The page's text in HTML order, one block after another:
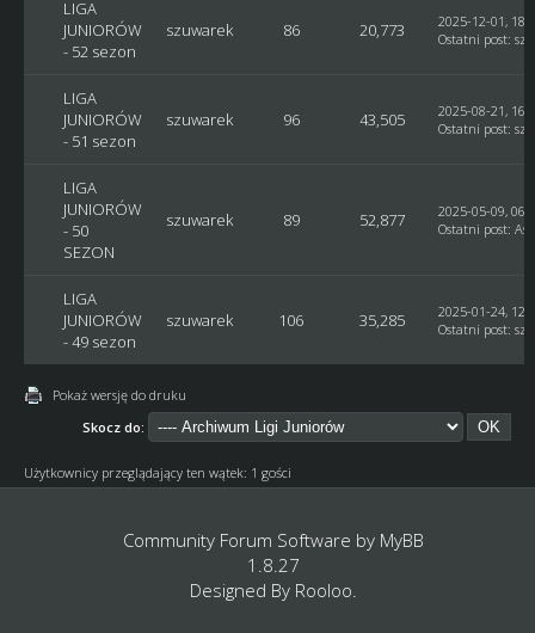
LIGA
JUNIORÓW
- 52 sezon
szuwarek 86 20,773
2025-12-01,
Ostatni post:
LIGA
JUNIORÓW
- 51 sezon
szuwarek 96 43,505
2025-08-21,
Ostatni post:
LIGA
JUNIORÓW
- 50
SEZON
szuwarek 89 52,877
2025-05-09,
Ostatni post:
LIGA
JUNIORÓW
- 49 sezon
szuwarek 106 35,285
2025-01-24,
Ostatni post:
Pokaż wersję do druku
Skocz do:
Użytkownicy przeglądający ten wątek: 1 gości
Community Forum Software by MyBB
1.8.27
Designed By Rooloo